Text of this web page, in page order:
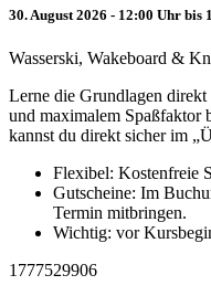
30. August 2026 - 12:00 Uhr bis
Wasserski, Wakeboard &
Lerne die Grundlagen
und maximalem Spaßfaktor
kannst du direkt sicher im
Flexibel: Kostenfreie
Gutscheine: Im
Termin mitbringen.
Wichtig: vor
1777529906